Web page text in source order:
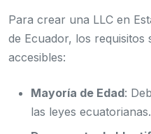
Para crear una LLC en
de Ecuador, los
accesibles:
Mayoría de Edad:
las leyes ecuatorianas.